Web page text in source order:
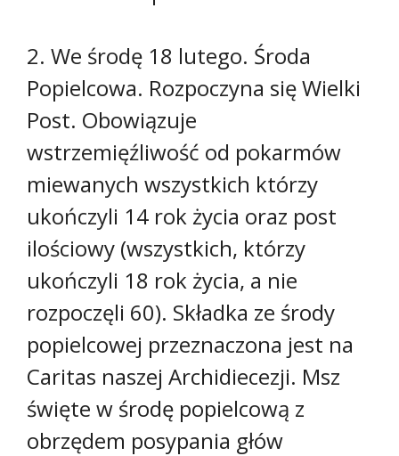
2. We środę 18 lutego. Środa
Popielcowa. Rozpoczyna się Wielki
Post. Obowiązuje
wstrzemięźliwość od pokarmów
miewanych wszystkich którzy
ukończyli 14 rok życia oraz post
ilościowy (wszystkich, którzy
ukończyli 18 rok życia, a nie
rozpoczęli 60). Składka ze środy
popielcowej przeznaczona jest na
Caritas naszej Archidiecezji. Msz
święte w środę popielcową z
obrzędem posypania głów